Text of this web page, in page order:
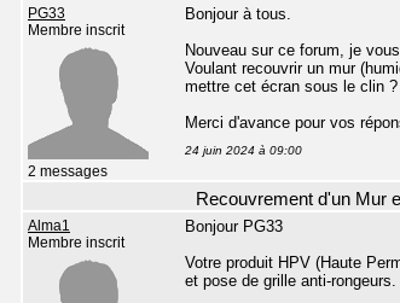
PG33
Membre inscrit
2 messages
Bonjour à tous.
Nouveau sur ce forum, je
Voulant recouvrir un mur
mettre cet écran sous le clin ?
Merci d'avance pour vos
24 juin 2024 à 09:00
Recouvrement d'un Mur
Alma1
Membre inscrit
Bonjour PG33
Votre produit HPV (Haute
et pose de grille anti-rongeurs.